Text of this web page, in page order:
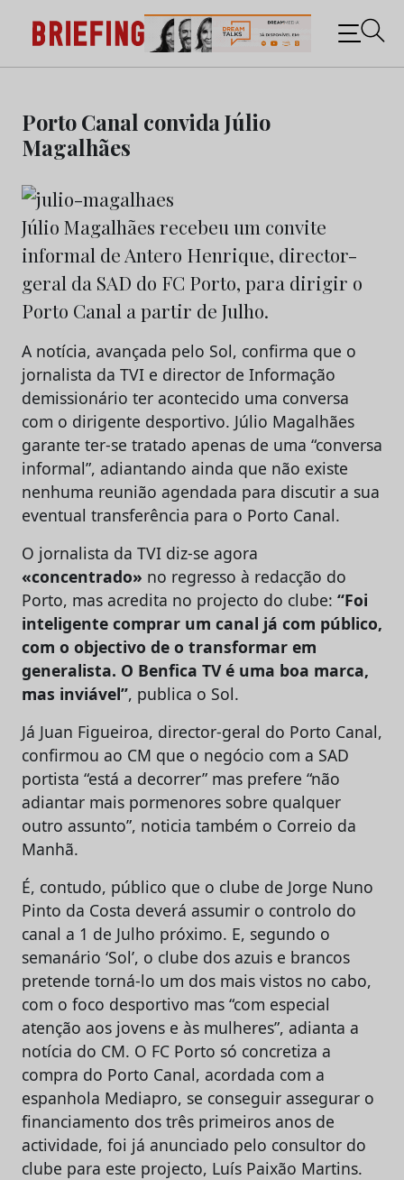
content
Briefing: Todas as notícias sobre os negócios do
Marketing e da Publicidade
Porto Canal convida Júlio
Magalhães
Júlio Magalhães recebeu um convite
informal de Antero Henrique, director-
geral da SAD do FC Porto, para dirigir o
Porto Canal a partir de Julho.
A notícia, avançada pelo Sol, confirma que o
jornalista da TVI e director de Informação
demissionário ter acontecido uma conversa
com o dirigente desportivo. Júlio Magalhães
garante ter-se tratado apenas de uma “conversa
informal”, adiantando ainda que não existe
nenhuma reunião agendada para discutir a sua
eventual transferência para o Porto Canal.
O jornalista da TVI diz-se agora
«concentrado» no regresso à redacção do
Porto, mas acredita no projecto do clube: “Foi
inteligente comprar um canal já com público,
com o objectivo de o transformar em
generalista. O Benfica TV é uma boa marca,
mas inviável”, publica o Sol.
Já Juan Figueiroa, director-geral do Porto Canal,
confirmou ao CM que o negócio com a SAD
portista “está a decorrer” mas prefere “não
adiantar mais pormenores sobre qualquer
outro assunto”, noticia também o Correio da
Manhã.
É, contudo, público que o clube de Jorge Nuno
Pinto da Costa deverá assumir o controlo do
canal a 1 de Julho próximo. E, segundo o
semanário ‘Sol’, o clube dos azuis e brancos
pretende torná-lo um dos mais vistos no cabo,
com o foco desportivo mas “com especial
atenção aos jovens e às mulheres”, adianta a
notícia do CM. O FC Porto só concretiza a
compra do Porto Canal, acordada com a
espanhola Mediapro, se conseguir assegurar o
financiamento dos três primeiros anos de
actividade, foi já anunciado pelo consultor do
clube para este projecto, Luís Paixão Martins.